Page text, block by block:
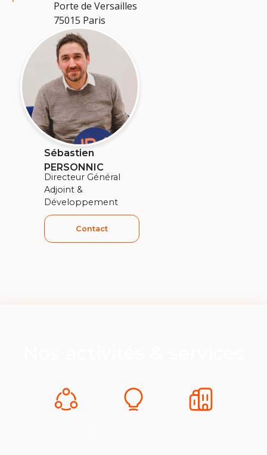
Porte de Versailles
75015 Paris
Sébastien
PERSONNIC
Directeur Général
Adjoint &
Développement
Contact